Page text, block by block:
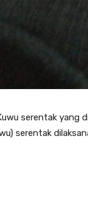
serentak yang
serentak